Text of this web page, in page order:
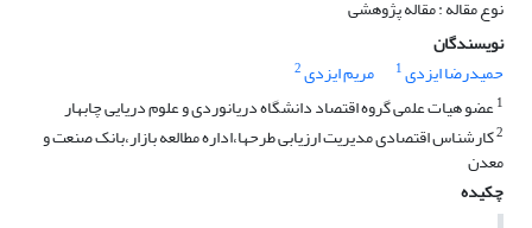
نوع مقاله : مقاله پژوهشی
نویسندگان
حمیدرضا ایزدی1 مریم ایزدی2
1عضو هیات علمی گروه اقتصاد دانشگاه دریانوردی و علوم دریایی چابهار
2کارشناس اقتصادی مدیریت ارزیابی طرحها،اداره مطالعه بازار،‌بانک صنعت و
معدن
چکیده